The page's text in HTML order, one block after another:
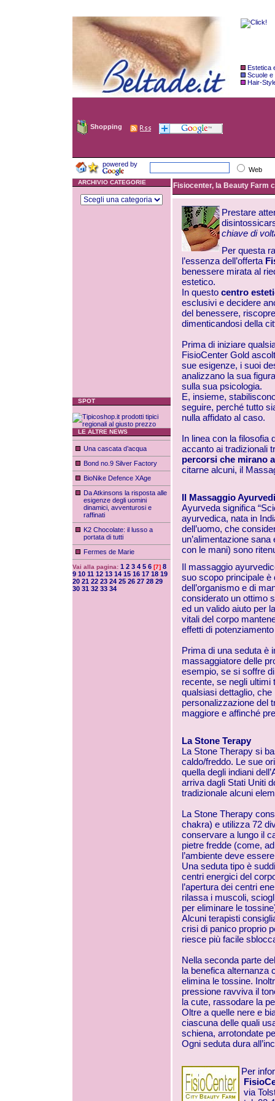
Estetica
Scuole e
Hair-
Shopping
powered by
Web
ARCHIVIO CATEGORIE
SPOT
LE ALTRE NEWS
Una cascata d’acqua
Bond no.9 Silver Factory
BioNike Defence XAge
Da Atkinsons la risposta alle
esigenze degli uomini
dinamici, avventurosi e
raffinati
K2 Chocolate: il lusso a
portata di tutti
Fermes de Marie
Vai alla pagina: 1 2 3 4 5 6 [7] 8
9 10 11 12 13 14 15 16 17 18 19
20 21 22 23 24 25 26 27 28 29
30 31 32 33 34
Fisiocenter, la Beauty Farm
Prestare
chiave di
Per questa
l’essenza dell’offerta
benessere mirata al
estetico.
In questo centro
esclusivi e decidere
del benessere,
dimenticandosi della
Prima di iniziare
FisioCenter Gold
sue esigenze, i suoi
analizzano la sua
sulla sua psicologia.
E, insieme,
seguire, perché tutto
nulla affidato al caso.
In linea con la filosofia
accanto ai tradizionali
percorsi che mirano
citarne alcuni, il
Il Massaggio
Ayurveda significa
ayurvedica, nata in
dell’uomo, che
un’alimentazione
con le mani) sono
Il massaggio
suo scopo principale è
dell’organismo e di
considerato un ottimo
ed un valido aiuto per
vitali del corpo
effetti di
Prima di una seduta è
massaggiatore delle
esempio, se si soffre
recente, se negli ultimi
qualsiasi dettaglio,
personalizzazione del
maggiore e affinché
La Stone Terapy
La Stone Therapy si
caldo/freddo. Le sue
quella degli indiani
arriva dagli Stati Uniti
tradizionale alcuni
La Stone Therapy
chakra) e utilizza 72
conservare a lungo il
pietre fredde (come,
l’ambiente deve
Una seduta tipo è
centri energici del
l’apertura dei centri
rilassa i muscoli,
per eliminare le
Alcuni terapisti
crisi di panico proprio
riesce più facile
Nella seconda parte
la benefica alternanza
elimina le tossine.
pressione ravviva il
la cute, rassodare la
Oltre a quelle nere e
ciascuna delle quali
schiena, arrotondate
Ogni seduta dura
Per
via